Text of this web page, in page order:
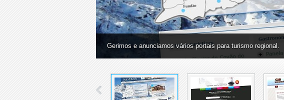
Gerimos e anunciamos vários portais para turismo regional.